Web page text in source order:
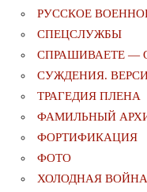
РУССКОЕ
СПЕЦСЛУЖБЫ
СПРАШИВАЕТЕ —
СУЖДЕНИЯ.
ТРАГЕДИЯ ПЛЕНА
ФАМИЛЬНЫЙ
ФОРТИФИКАЦИЯ
ФОТО
ХОЛОДНАЯ ВОЙНА